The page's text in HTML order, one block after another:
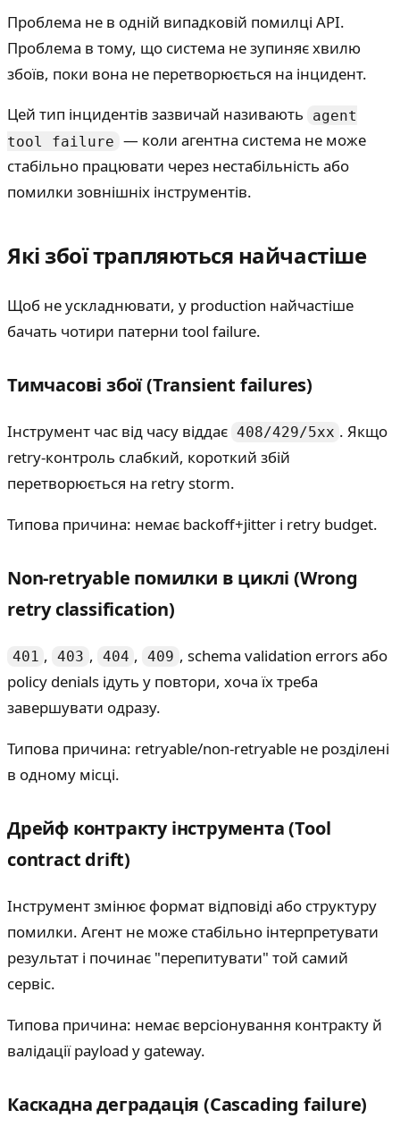
Проблема не в одній випадковій помилці API.
Проблема в тому, що система не зупиняє хвилю
збоїв, поки вона не перетворюється на інцидент.
Цей тип інцидентів зазвичай називають
agent
tool failure — коли агентна система не може
стабільно працювати через нестабільність або
помилки зовнішніх інструментів.
Які збої трапляються найчастіше
Щоб не ускладнювати, у production найчастіше
бачать чотири патерни tool failure.
Тимчасові збої (Transient failures)
Інструмент час від часу віддає 408/429/5xx . Якщо
retry-контроль слабкий, короткий збій
перетворюється на retry storm.
Типова причина: немає backoff+jitter і retry budget.
Non-retryable помилки в циклі (Wrong
retry classification)
401 , 403 , 404 , 409 , schema validation errors або
policy denials ідуть у повтори, хоча їх треба
завершувати одразу.
Типова причина: retryable/non-retryable не розділені
в одному місці.
Дрейф контракту інструмента (Tool
contract drift)
Інструмент змінює формат відповіді або структуру
помилки. Агент не може стабільно інтерпретувати
результат і починає "перепитувати" той самий
сервіс.
Типова причина: немає версіонування контракту й
валідації payload у gateway.
Каскадна деградація (Cascading failure)